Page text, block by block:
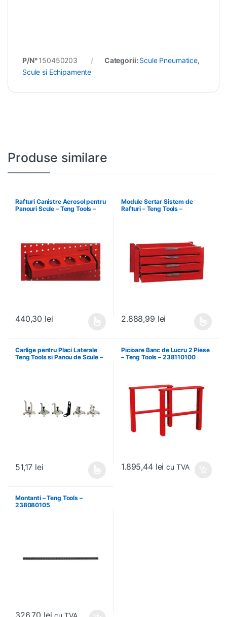
P/N°150450203 Categorii: Scule Pneumatice,
Scule si Echipamente
Produse similare
Rafturi Canistre Aerosol pentru
Panouri Scule – Teng Tools –
440,30 lei
Module Sertar Sistem de
Rafturi – Teng Tools –
2.888,99 lei
Carlige pentru Placi Laterale
Teng Tools si Panou de Scule –
51,17 lei
Picioare Banc de Lucru 2 Piese
– Teng Tools – 238110100
1.895,44 lei cu TVA
Montanti – Teng Tools –
238080105